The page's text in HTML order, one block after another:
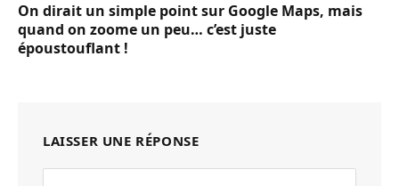
On dirait un simple point sur Google Maps, mais
quand on zoome un peu… c’est juste
époustouflant !
LAISSER UNE RÉPONSE